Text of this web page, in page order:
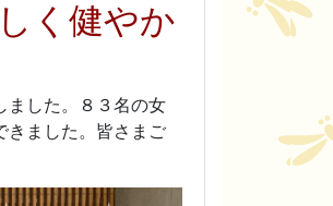
く健やか
ました。８３名の女
きました。皆さまご